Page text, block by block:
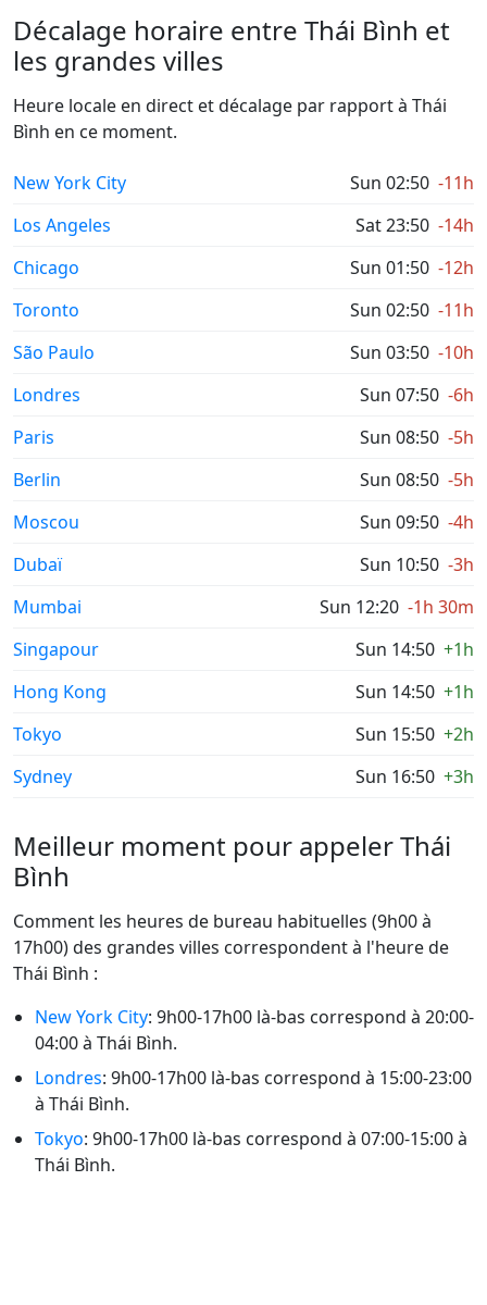
Décalage horaire entre Thái Bình et
les grandes villes
Heure locale en direct et décalage par rapport à Thái
Bình en ce moment.
New York City Sun 02:50 -11h
Los Angeles
Sat 23:50 -14h
Chicago
Sun 01:50 -12h
Toronto
Sun 02:50 -11h
São Paulo
Sun 03:50 -10h
Londres
Sun 07:50 -6h
Paris
Sun 08:50 -5h
Berlin
Sun 08:50 -5h
Moscou
Sun 09:50 -4h
Dubaï
Sun 10:50 -3h
Mumbai
Sun 12:20 -1h 30m
Singapour
Sun 14:50 +1h
Hong Kong
Sun 14:50 +1h
Tokyo
Sun 15:50 +2h
Sydney
Sun 16:50 +3h
Meilleur moment pour appeler Thái
Bình
Comment les heures de bureau habituelles (9h00 à
17h00) des grandes villes correspondent à l'heure de
Thái Bình :
New York City: 9h00-17h00 là-bas correspond à 20:00-
04:00 à Thái Bình.
Londres: 9h00-17h00 là-bas correspond à 15:00-23:00
à Thái Bình.
Tokyo: 9h00-17h00 là-bas correspond à 07:00-15:00 à
Thái Bình.